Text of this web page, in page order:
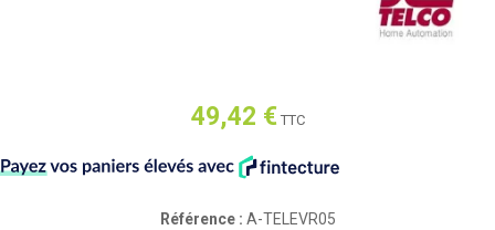
49,42 €TTC
Référence : A-TELEVR05